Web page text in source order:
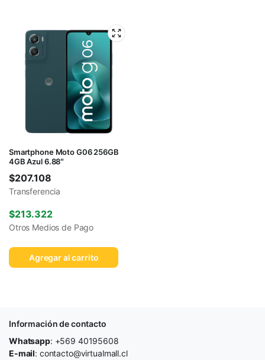
Smartphone Moto G06 256GB
4GB Azul 6.88″
$207.108
Transferencia
$213.322
Otros Medios de Pago
Agregar al carrito
Información de contacto
Whatsapp: +569 40195608
E-mail: contacto@virtualmall.cl